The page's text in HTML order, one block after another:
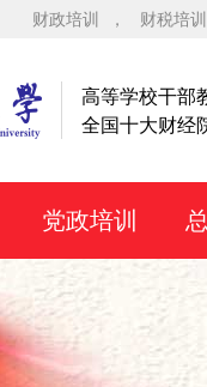
财政培训 ， 财税培训
高等学校干部
全国十大财经
党政培训